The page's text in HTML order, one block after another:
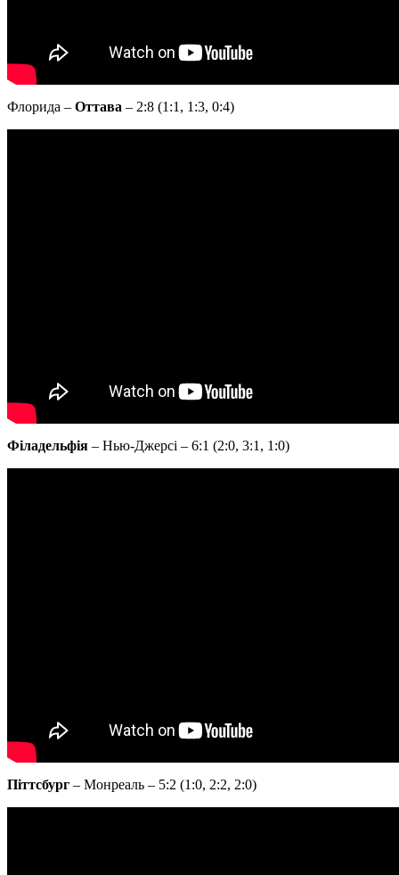
Флорида – Оттава – 2:8 (1:1, 1:3, 0:4)
Філадельфія – Нью-Джерсі – 6:1 (2:0, 3:1, 1:0)
Піттсбург – Монреаль – 5:2 (1:0, 2:2, 2:0)